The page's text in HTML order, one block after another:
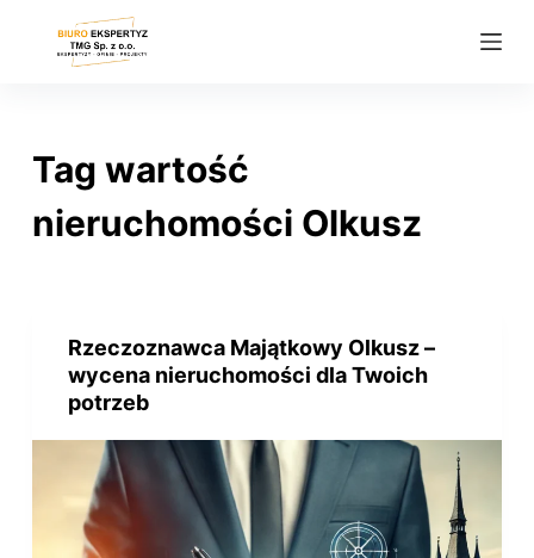
Tag wartość
nieruchomości Olkusz
Rzeczoznawca Majątkowy Olkusz –
wycena nieruchomości dla Twoich
potrzeb